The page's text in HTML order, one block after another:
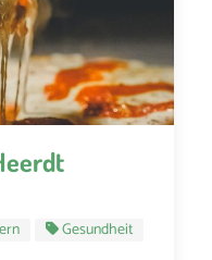
Gesundheit